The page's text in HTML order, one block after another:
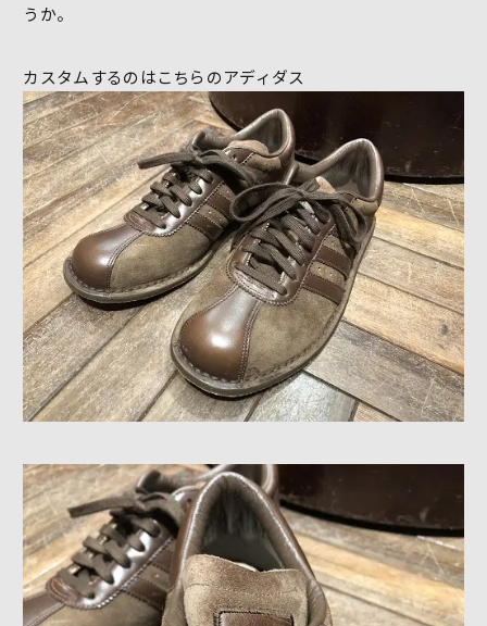
うか。
カスタムするのはこちらのアディダス